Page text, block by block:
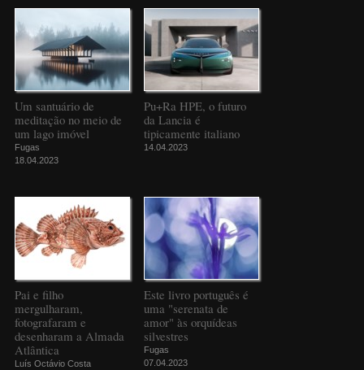
Um santuário de
meditação no meio de
um lago imóvel
Fugas
18.04.2023
Pu+Ra HPE, o futuro
da Lancia é
tipicamente italiano
14.04.2023
Pai e filho
mergulharam,
fotografaram e
desenharam a Almada
Atlântica
Luís Octávio Costa
Este livro português é
uma "serenata de
amor" às orquídeas
silvestres
Fugas
07.04.2023